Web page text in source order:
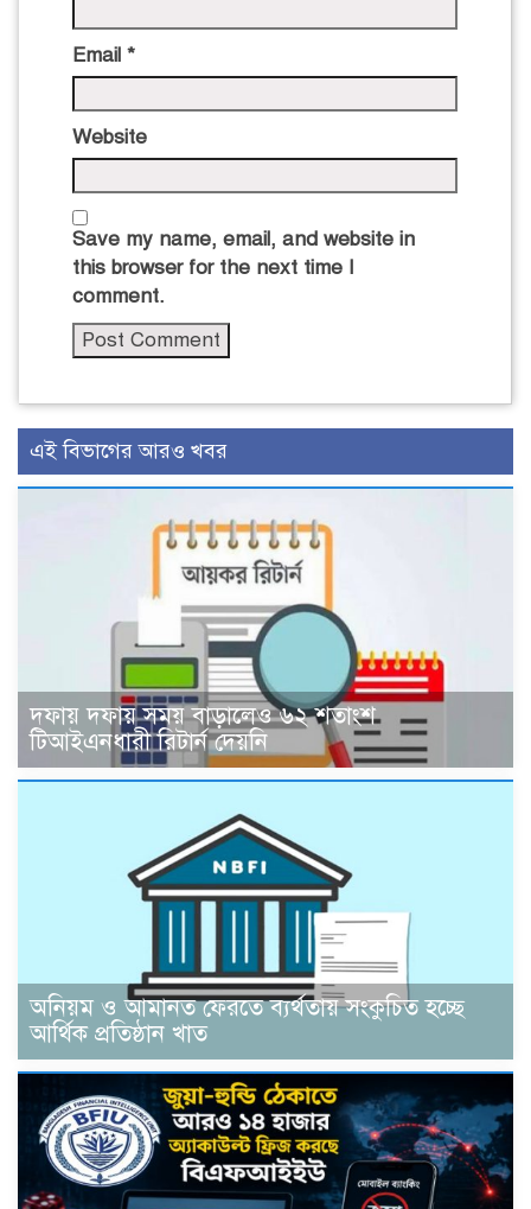
Email *
Website
Save my name, email, and website in
this browser for the next time I
comment.
এই বিভাগের আরও খবর
দফায় দফায় সময় বাড়ালেও ৬২ শতাংশ
টিআইএনধারী রিটার্ন দেয়নি
অনিয়ম ও আমানত ফেরতে ব্যর্থতায় সংকুচিত হচ্ছে
আর্থিক প্রতিষ্ঠান খাত